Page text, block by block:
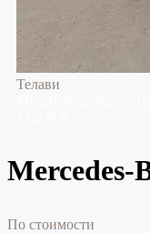
Телави
Mercedes-
По стоимости